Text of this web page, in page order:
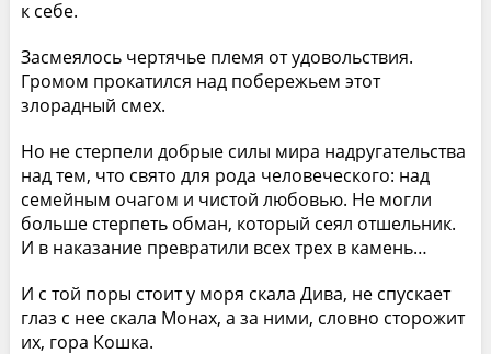
к себе.
Засмеялось чертячье племя от удовольствия.
Громом прокатился над побережьем этот
злорадный смех.
Но не стерпели добрые силы мира надругательства
над тем, что свято для рода человеческого: над
семейным очагом и чистой любовью. Не могли
больше стерпеть обман, который сеял отшельник.
И в наказание превратили всех трех в камень…
И с той поры стоит у моря скала Дива, не спускает
глаз с нее скала Монах, а за ними, словно сторожит
их, гора Кошка.